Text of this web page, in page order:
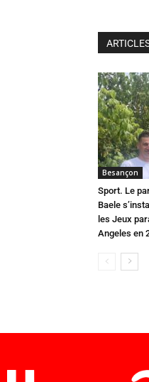
Besançon
Sport. Le
Baele
les Jeux
Angeles en